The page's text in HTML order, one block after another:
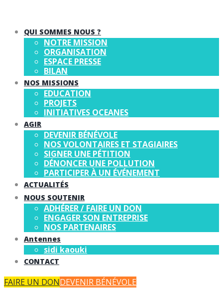
QUI SOMMES NOUS ?
NOTRE MISSION
ORGANISATION
ESPACE PRESSE
BILAN
NOS MISSIONS
EDUCATION
PROJETS
INITIATIVES OCEANES
AGIR
DEVENIR BÉNÉVOLE
NOS VOLONTAIRES ET STAGIAIRES
SIGNER UNE PÉTITION
DÉNONCER UNE POLLUTION
PARTICIPER À UN ÉVÉNEMENT
ACTUALITÉS
NOUS SOUTENIR
ADHÉRER / FAIRE UN DON
ENGAGER SON ENTREPRISE
NOS PARTENAIRES
Antennes
sidi kaouki
CONTACT
FAIRE UN DONDEVENIR BÉNÉVOLE